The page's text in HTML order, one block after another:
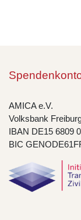
AMICA e.V.
Volksbank
IBAN DE15 6809
BIC